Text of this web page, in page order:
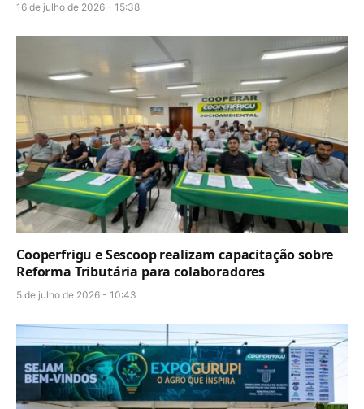
16 de julho de 2026 - 15:38
Cooperfrigu e Sescoop realizam capacitação sobre
Reforma Tributária para colaboradores
5 de julho de 2026 - 10:43